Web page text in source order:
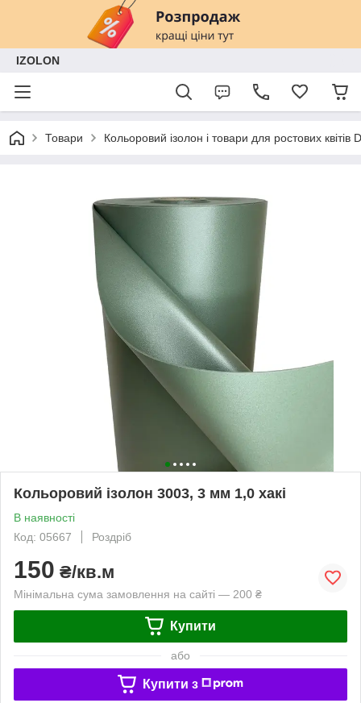
IZOLON
Товари Кольоровий ізолон і товари для ростових квітів
Кольоровий ізолон 3003, 3 мм 1,0 хакі
В наявності
Код: 05667
Роздріб
150 ₴/кв.м
Мінімальна сума замовлення на сайті — 200 ₴
Купити
або
Купити з